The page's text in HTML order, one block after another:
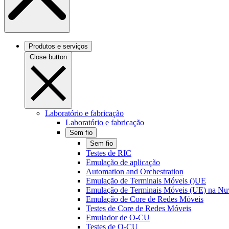
Produtos e serviços
Close button
Laboratório e fabricação
Laboratório e fabricação
Sem fio
Sem fio
Testes de RIC
Emulação de aplicação
Automation and Orchestration
Emulação de Terminais Móveis ()UE
Emulação de Terminais Móveis (UE) na
Emulação de Core de Redes Móveis
Testes de Core de Redes Móveis
Emulador de O-CU
Testes de O-CU